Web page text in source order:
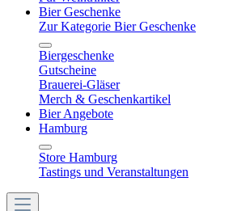
Bier Geschenke
Zur Kategorie Bier Geschenke
Biergeschenke
Gutscheine
Brauerei-Gläser
Merch & Geschenkartikel
Bier Angebote
Hamburg
Store Hamburg
Tastings und Veranstaltungen